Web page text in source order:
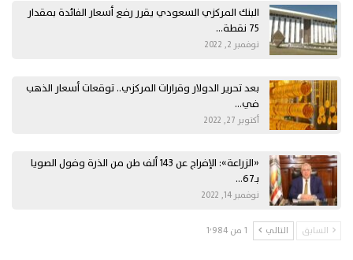
البنك المركزي السعودي يقرر رفع أسعار الفائدة بمقدار
75 نقطة…
نوفمبر 2, 2022
بعد تحرير الدولار وقرارات المركزي.. توقعات أسعار الذهب
في…
أكتوبر 27, 2022
«الزراعة»: الإفراج عن 143 ألف طن من الذرة وفول الصويا
بـ67…
نوفمبر 14, 2022
السابق التالي 1 من 1٬984